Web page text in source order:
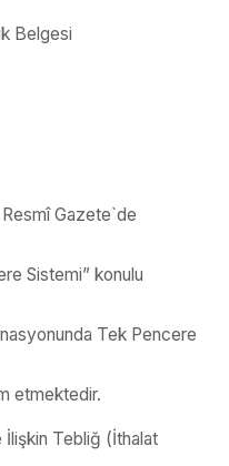
Belgesi
Gazete`de
Sistemi” konulu
Tek Pencere
etmektedir.
İlişkin Tebliğ (İthalat